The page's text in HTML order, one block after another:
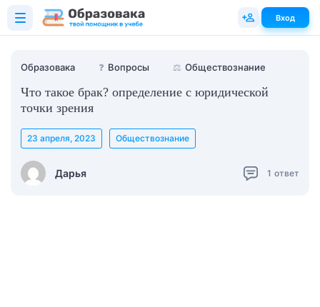
Образовака ❓ Вопросы ⚖️ Обществознание
Что такое брак? определение с юридической
точки зрения
Дарья
23 апреля, 2023 Обществознание
1 ответ
Вход